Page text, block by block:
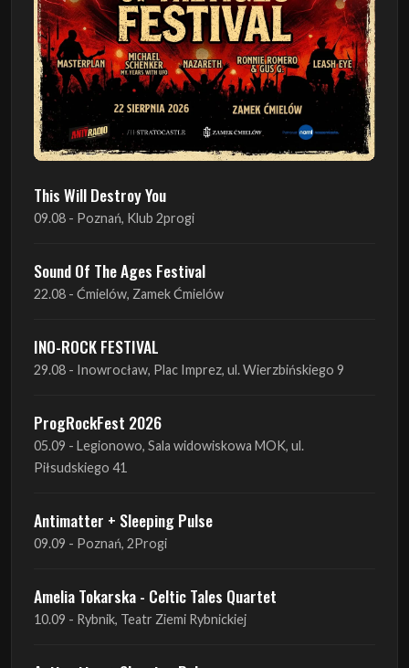
This Will Destroy You
09.08 - Poznań, Klub 2progi
Sound Of The Ages Festival
22.08 - Ćmielów, Zamek Ćmielów
INO-ROCK FESTIVAL
29.08 - Inowrocław, Plac Imprez, ul. Wierzbińskiego 9
ProgRockFest 2026
05.09 - Legionowo, Sala widowiskowa MOK, ul.
Piłsudskiego 41
Antimatter + Sleeping Pulse
09.09 - Poznań, 2Progi
Amelia Tokarska - Celtic Tales Quartet
10.09 - Rybnik, Teatr Ziemi Rybnickiej